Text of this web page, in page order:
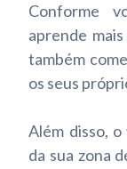
Conforme
aprende
também
os seus
Além disso,
da sua zona